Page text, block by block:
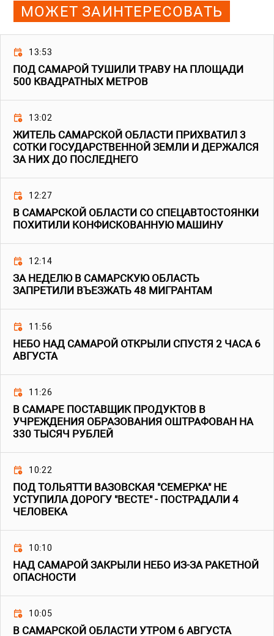
МОЖЕТ ЗАИНТЕРЕСОВАТЬ
13:53
ПОД САМАРОЙ ТУШИЛИ ТРАВУ НА ПЛОЩАДИ
500 КВАДРАТНЫХ МЕТРОВ
13:02
ЖИТЕЛЬ САМАРСКОЙ ОБЛАСТИ ПРИХВАТИЛ 3
СОТКИ ГОСУДАРСТВЕННОЙ ЗЕМЛИ И ДЕРЖАЛСЯ
ЗА НИХ ДО ПОСЛЕДНЕГО
12:27
В САМАРСКОЙ ОБЛАСТИ СО СПЕЦАВТОСТОЯНКИ
ПОХИТИЛИ КОНФИСКОВАННУЮ МАШИНУ
12:14
ЗА НЕДЕЛЮ В САМАРСКУЮ ОБЛАСТЬ
ЗАПРЕТИЛИ ВЪЕЗЖАТЬ 48 МИГРАНТАМ
11:56
НЕБО НАД САМАРОЙ ОТКРЫЛИ СПУСТЯ 2 ЧАСА 6
АВГУСТА
11:26
В САМАРЕ ПОСТАВЩИК ПРОДУКТОВ В
УЧРЕЖДЕНИЯ ОБРАЗОВАНИЯ ОШТРАФОВАН НА
330 ТЫСЯЧ РУБЛЕЙ
10:22
ПОД ТОЛЬЯТТИ ВАЗОВСКАЯ "СЕМЕРКА" НЕ
УСТУПИЛА ДОРОГУ "ВЕСТЕ" - ПОСТРАДАЛИ 4
ЧЕЛОВЕКА
10:10
НАД САМАРОЙ ЗАКРЫЛИ НЕБО ИЗ-ЗА РАКЕТНОЙ
ОПАСНОСТИ
10:05
В САМАРСКОЙ ОБЛАСТИ УТРОМ 6 АВГУСТА